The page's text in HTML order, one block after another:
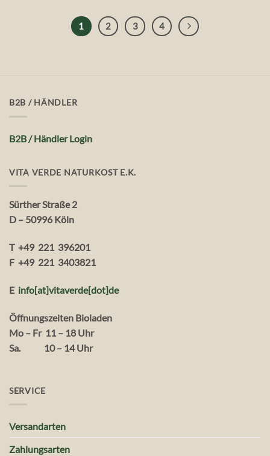
1 2 3 4
B2B / HÄNDLER
B2B / Händler Login
VITA VERDE NATURKOST E.K.
Sürther Straße 2
D – 50996 Köln
T +49 221 396201
F +49 221 3403821
E info[at]vitaverde[dot]de
Öffnungszeiten Bioladen
Mo – Fr 11 – 18 Uhr
Sa. 10 – 14 Uhr
SERVICE
Versandarten
Zahlungsarten